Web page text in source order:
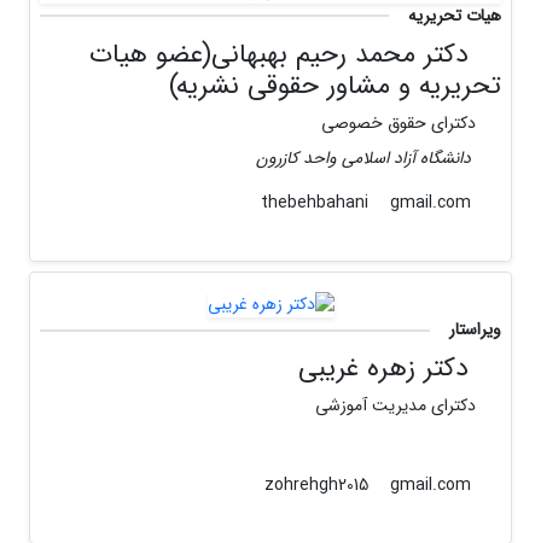
هیات تحریریه
دکتر محمد رحیم بهبهانی(عضو هیات
تحریریه و مشاور حقوقی نشریه)
دکترای حقوق خصوصی
دانشگاه آزاد اسلامی واحد کازرون
gmail.com
ویراستار
دکتر زهره غریبی
دکترای مدیریت آموزشی
gmail.com